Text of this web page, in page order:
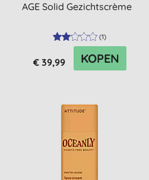
AGE Solid Gezichtscrème
(1)
€ 39,99 KOPEN